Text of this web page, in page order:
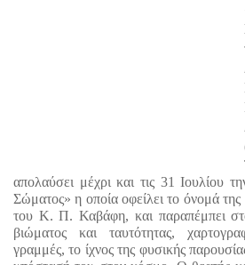
απολαύσει μέχρι και τις 31 Ιουλίου
Σώματος» η οποία οφείλει το όνομά
του Κ. Π. Καβάφη, και παραπέμπει
βιώματος και ταυτότητας,
γραμμές, το ίχνος της φυσικής